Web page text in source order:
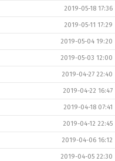
2019-05-18 17:36
2019-05-11 17:29
2019-05-04 19:20
2019-05-03 12:00
2019-04-27 22:40
2019-04-22 16:47
2019-04-18 07:41
2019-04-12 22:45
2019-04-06 16:12
2019-04-05 22:30